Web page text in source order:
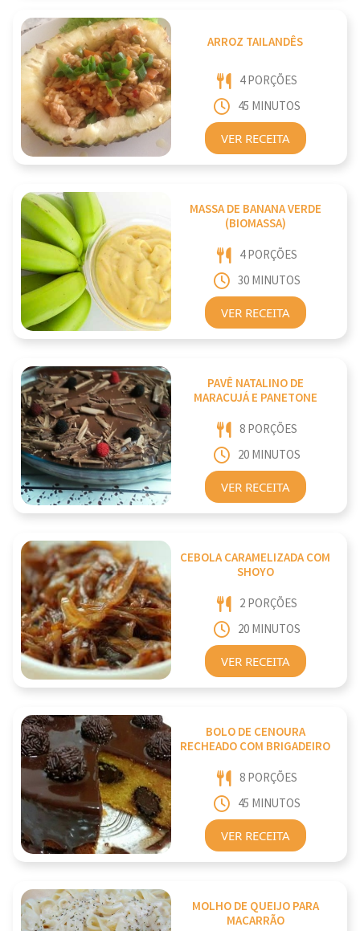
ARROZ TAILANDÊS
4 PORÇÕES
45 MINUTOS
VER RECEITA
MASSA DE BANANA VERDE
(BIOMASSA)
4 PORÇÕES
30 MINUTOS
VER RECEITA
PAVÊ NATALINO DE
MARACUJÁ E PANETONE
8 PORÇÕES
20 MINUTOS
VER RECEITA
CEBOLA CARAMELIZADA COM
SHOYO
2 PORÇÕES
20 MINUTOS
VER RECEITA
BOLO DE CENOURA
RECHEADO COM BRIGADEIRO
8 PORÇÕES
45 MINUTOS
VER RECEITA
MOLHO DE QUEIJO PARA
MACARRÃO